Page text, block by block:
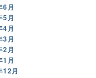
6月
5月
4月
3月
2月
1月
12月